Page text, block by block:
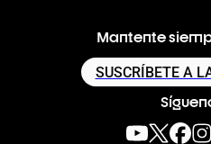
Mantente
SUSCRÍBETE A